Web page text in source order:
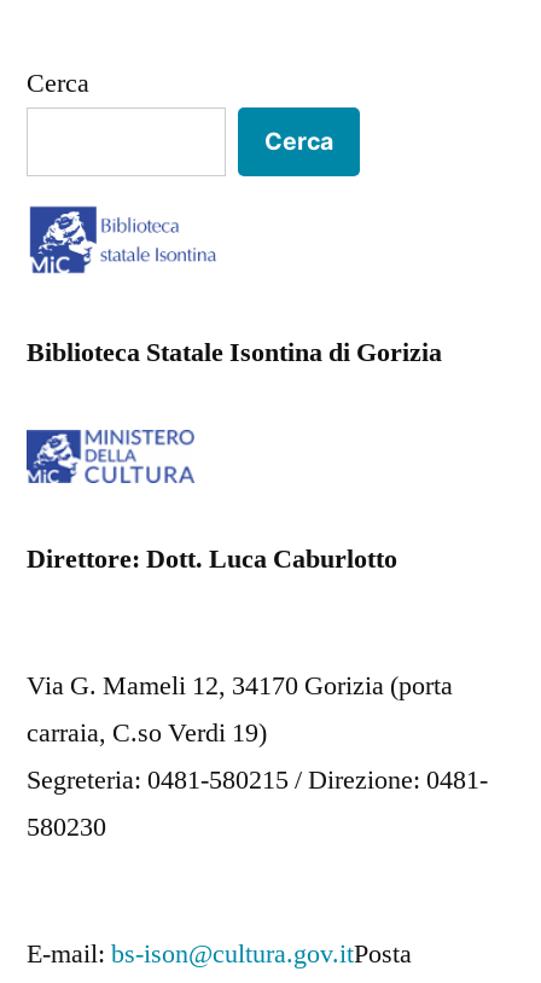
Cerca
Cerca
Biblioteca Statale Isontina di Gorizia
Direttore: Dott. Luca Caburlotto
Via G. Mameli 12, 34170 Gorizia (porta
carraia, C.so Verdi 19)
Segreteria: 0481-580215 / Direzione: 0481-
580230
E-mail: bs-ison@cultura.gov.itPosta